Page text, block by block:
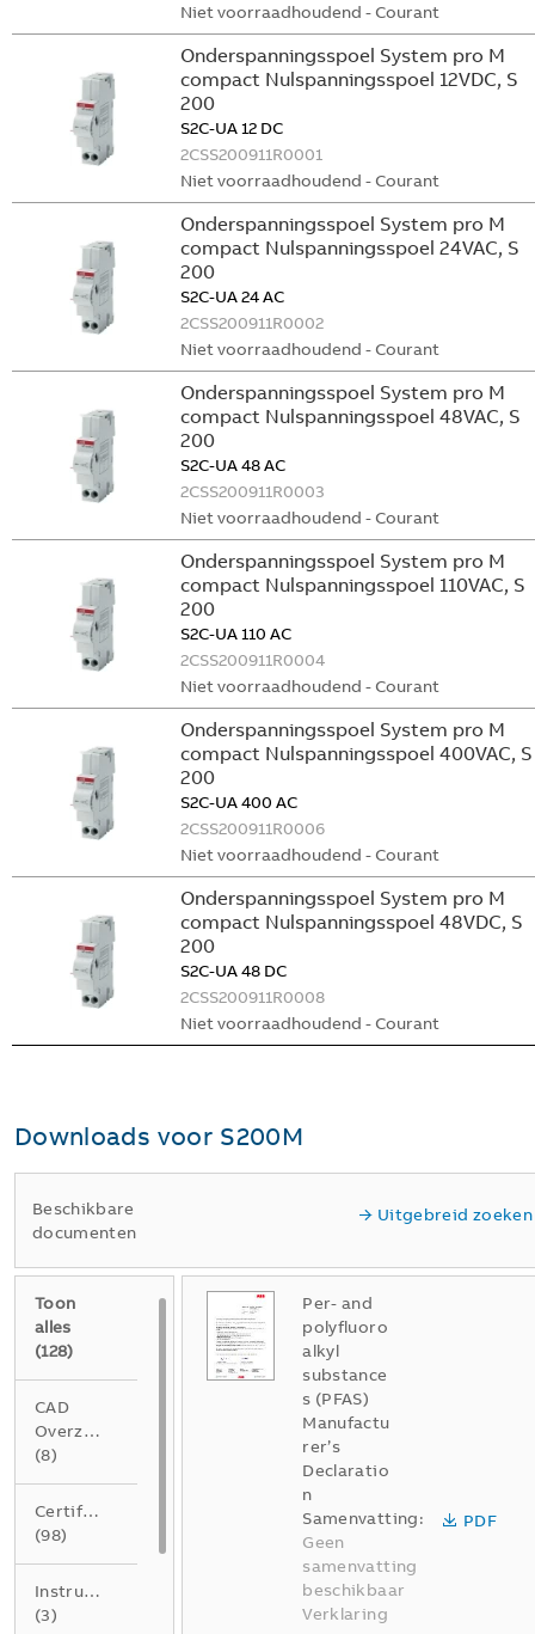
Niet voorraadhoudend - Courant
Onderspanningsspoel System pro M
compact Nulspanningsspoel 12VDC, S
200
S2C-UA 12 DC
2CSS200911R0001
Niet voorraadhoudend - Courant
Onderspanningsspoel System pro M
compact Nulspanningsspoel 24VAC, S
200
S2C-UA 24 AC
2CSS200911R0002
Niet voorraadhoudend - Courant
Onderspanningsspoel System pro M
compact Nulspanningsspoel 48VAC, S
200
S2C-UA 48 AC
2CSS200911R0003
Niet voorraadhoudend - Courant
Onderspanningsspoel System pro M
compact Nulspanningsspoel 110VAC, S
200
S2C-UA 110 AC
2CSS200911R0004
Niet voorraadhoudend - Courant
Onderspanningsspoel System pro M
compact Nulspanningsspoel 400VAC, S
200
S2C-UA 400 AC
2CSS200911R0006
Niet voorraadhoudend - Courant
Onderspanningsspoel System pro M
compact Nulspanningsspoel 48VDC, S
200
S2C-UA 48 DC
2CSS200911R0008
Niet voorraadhoudend - Courant
Downloads voor S200M
Beschikbare
documenten
Uitgebreid zoeken
Toon
alles
(128)
CAD
Overzichtstekening
(8)
Certificaat
(98)
Instructie
(3)
Per- and
polyfluoro
alkyl
substance
s (PFAS)
Manufactu
rer’s
Declaratio
n
Samenvatting:
Geen
samenvatting
beschikbaar
Verklaring
PDF